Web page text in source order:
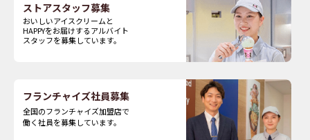
ストアスタッフ募集
おいしいアイスクリームと
HAPPYをお届けするアルバイト
スタッフを募集しています。
フランチャイズ社員募集
全国のフランチャイズ加盟店で
働く社員を募集しています。